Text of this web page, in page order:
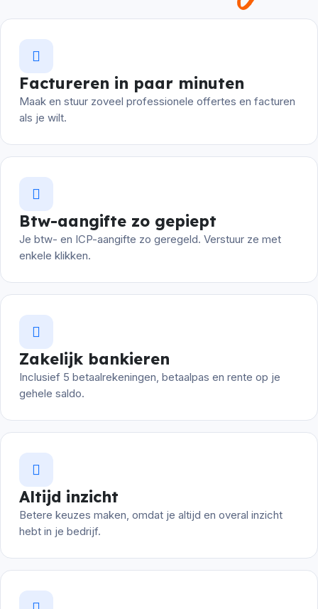
Factureren in paar minuten
Maak en stuur zoveel professionele offertes en facturen
als je wilt.
Btw-aangifte zo gepiept
Je btw- en ICP-aangifte zo geregeld. Verstuur ze met
enkele klikken.
Zakelijk bankieren
Inclusief 5 betaalrekeningen, betaalpas en rente op je
gehele saldo.
Altijd inzicht
Betere keuzes maken, omdat je altijd en overal inzicht
hebt in je bedrijf.